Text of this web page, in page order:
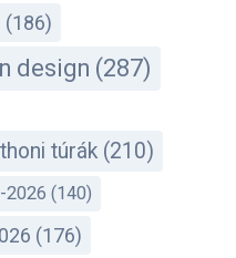
(186)
design (287)
túrák (210)
2026 (140)
(176)